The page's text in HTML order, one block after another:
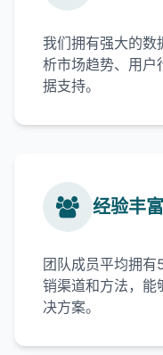
我们拥有强大的数
析市场趋势、用户
据支持。
经验丰
团队成员平均拥
销渠道和方法，能
决方案。